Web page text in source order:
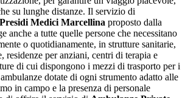
su lunghe distanze. Il servizio di
Medici Marcellina proposto dalla
anche a tutte quelle persone che necessitano
o quotidianamente, in strutture sanitarie,
residenze per anziani, centri di terapia e
di cui dispongono i mezzi di trasporto per i
dotate di ogni strumento adatto alle
in campo e la presenza di personale